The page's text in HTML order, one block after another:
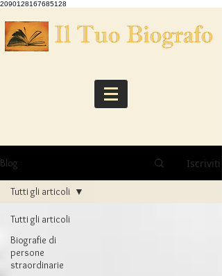
2090128167685128
Blog Iscriviti
Tutti gli articoli
Biografie di
persone
straordinarie
Tutti gli articoli